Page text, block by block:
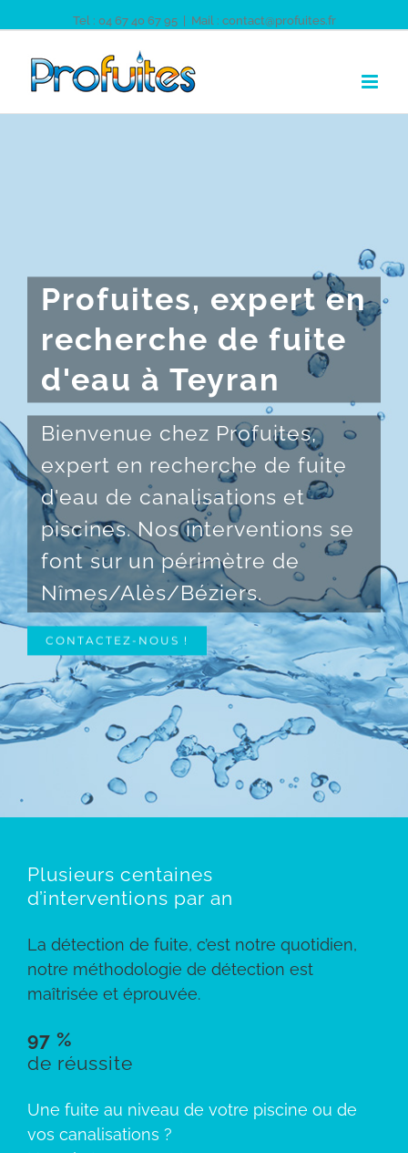
Tel : 04 67 40 67 95 Mail : contact@profuites.fr
Profuites, expert en
recherche de fuite
d'eau à Teyran
Bienvenue chez Profuites,
expert en recherche de fuite
d'eau de canalisations et
piscines. Nos interventions se
font sur un périmètre de
Nîmes/Alès/Béziers.
CONTACTEZ-NOUS !
Plusieurs centaines
d’interventions par an
La détection de fuite, c’est notre quotidien,
notre méthodologie de détection est
maîtrisée et éprouvée.
97 %
de réussite
Une fuite au niveau de votre piscine ou de
vos canalisations ?